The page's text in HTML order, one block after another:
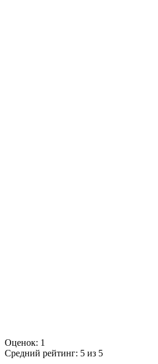
Оценок: 1
Средний рейтинг: 5 из 5